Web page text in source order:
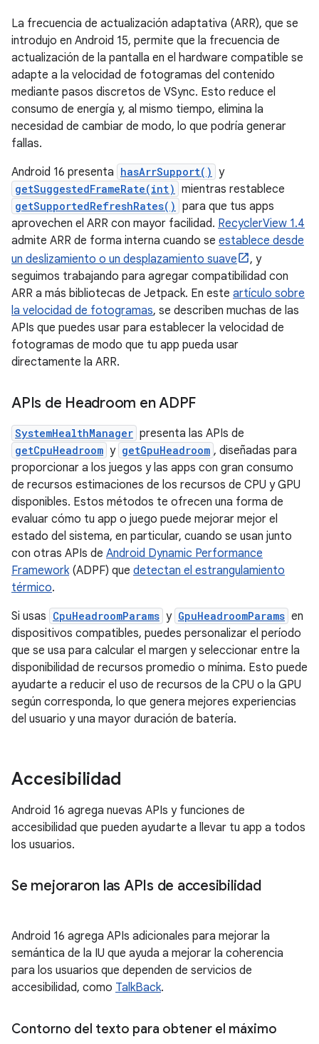
La frecuencia de actualización adaptativa (ARR), que se
introdujo en Android 15, permite que la frecuencia de
actualización de la pantalla en el hardware compatible se
adapte a la velocidad de fotogramas del contenido
mediante pasos discretos de VSync. Esto reduce el
consumo de energía y, al mismo tiempo, elimina la
necesidad de cambiar de modo, lo que podría generar
fallas.
Android 16 presenta hasArrSupport() y
getSuggestedFrameRate(int) mientras restablece
getSupportedRefreshRates() para que tus apps
aprovechen el ARR con mayor facilidad. RecyclerView 1.4
admite ARR de forma interna cuando se establece desde
un deslizamiento o un desplazamiento suave
, y
seguimos trabajando para agregar compatibilidad con
ARR a más bibliotecas de Jetpack. En este artículo sobre
la velocidad de fotogramas, se describen muchas de las
APIs que puedes usar para establecer la velocidad de
fotogramas de modo que tu app pueda usar
directamente la ARR.
APIs de Headroom en ADPF
SystemHealthManager presenta las APIs de
getCpuHeadroom y getGpuHeadroom , diseñadas para
proporcionar a los juegos y las apps con gran consumo
de recursos estimaciones de los recursos de CPU y GPU
disponibles. Estos métodos te ofrecen una forma de
evaluar cómo tu app o juego puede mejorar mejor el
estado del sistema, en particular, cuando se usan junto
con otras APIs de Android Dynamic Performance
Framework(ADPF) que detectan el estrangulamiento
térmico.
Si usas CpuHeadroomParams y GpuHeadroomParams en
dispositivos compatibles, puedes personalizar el período
que se usa para calcular el margen y seleccionar entre la
disponibilidad de recursos promedio o mínima. Esto puede
ayudarte a reducir el uso de recursos de la CPU o la GPU
según corresponda, lo que genera mejores experiencias
del usuario y una mayor duración de batería.
Accesibilidad
Android 16 agrega nuevas APIs y funciones de
accesibilidad que pueden ayudarte a llevar tu app a todos
los usuarios.
Se mejoraron las APIs de accesibilidad
Android 16 agrega APIs adicionales para mejorar la
semántica de la IU que ayuda a mejorar la coherencia
para los usuarios que dependen de servicios de
accesibilidad, como TalkBack.
Contorno del texto para obtener el máximo